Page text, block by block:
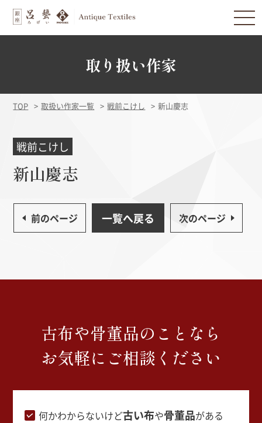
取り扱い作家
TOP 取扱い作家一覧 戦前こけし 新山慶志
戦前こけし
新山慶志
前のページ 一覧へ戻る 次のページ
古布や骨董品のことなら
お気軽にご相談ください
何かわからないけど古い布や骨董品がある